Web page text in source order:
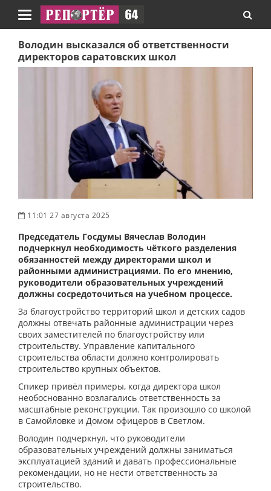
Навигация
Володин высказался об ответственности
директоров саратовских школ
11:01 27 августа 2025
Председатель Госдумы Вячеслав Володин
подчеркнул необходимость чёткого разделения
обязанностей между директорами школ и
районными администрациями. По его мнению,
руководители образовательных учреждений
должны сосредоточиться на учебном процессе.
За благоустройство территорий школ и детских садов
должны отвечать районные администрации через
своих заместителей по благоустройству или
строительству. Управление капитального
строительства области должно контролировать
строительство крупных объектов.
Спикер привёл примеры, когда директора школ
необоснованно возлагались ответственность за
масштабные реконструкции. Так произошло со школой
в Самойловке и Домом офицеров в Светлом.
Володин подчеркнул, что руководители
образовательных учреждений должны заниматься
эксплуатацией зданий и давать профессиональные
рекомендации, но не нести ответственность за
строительство.